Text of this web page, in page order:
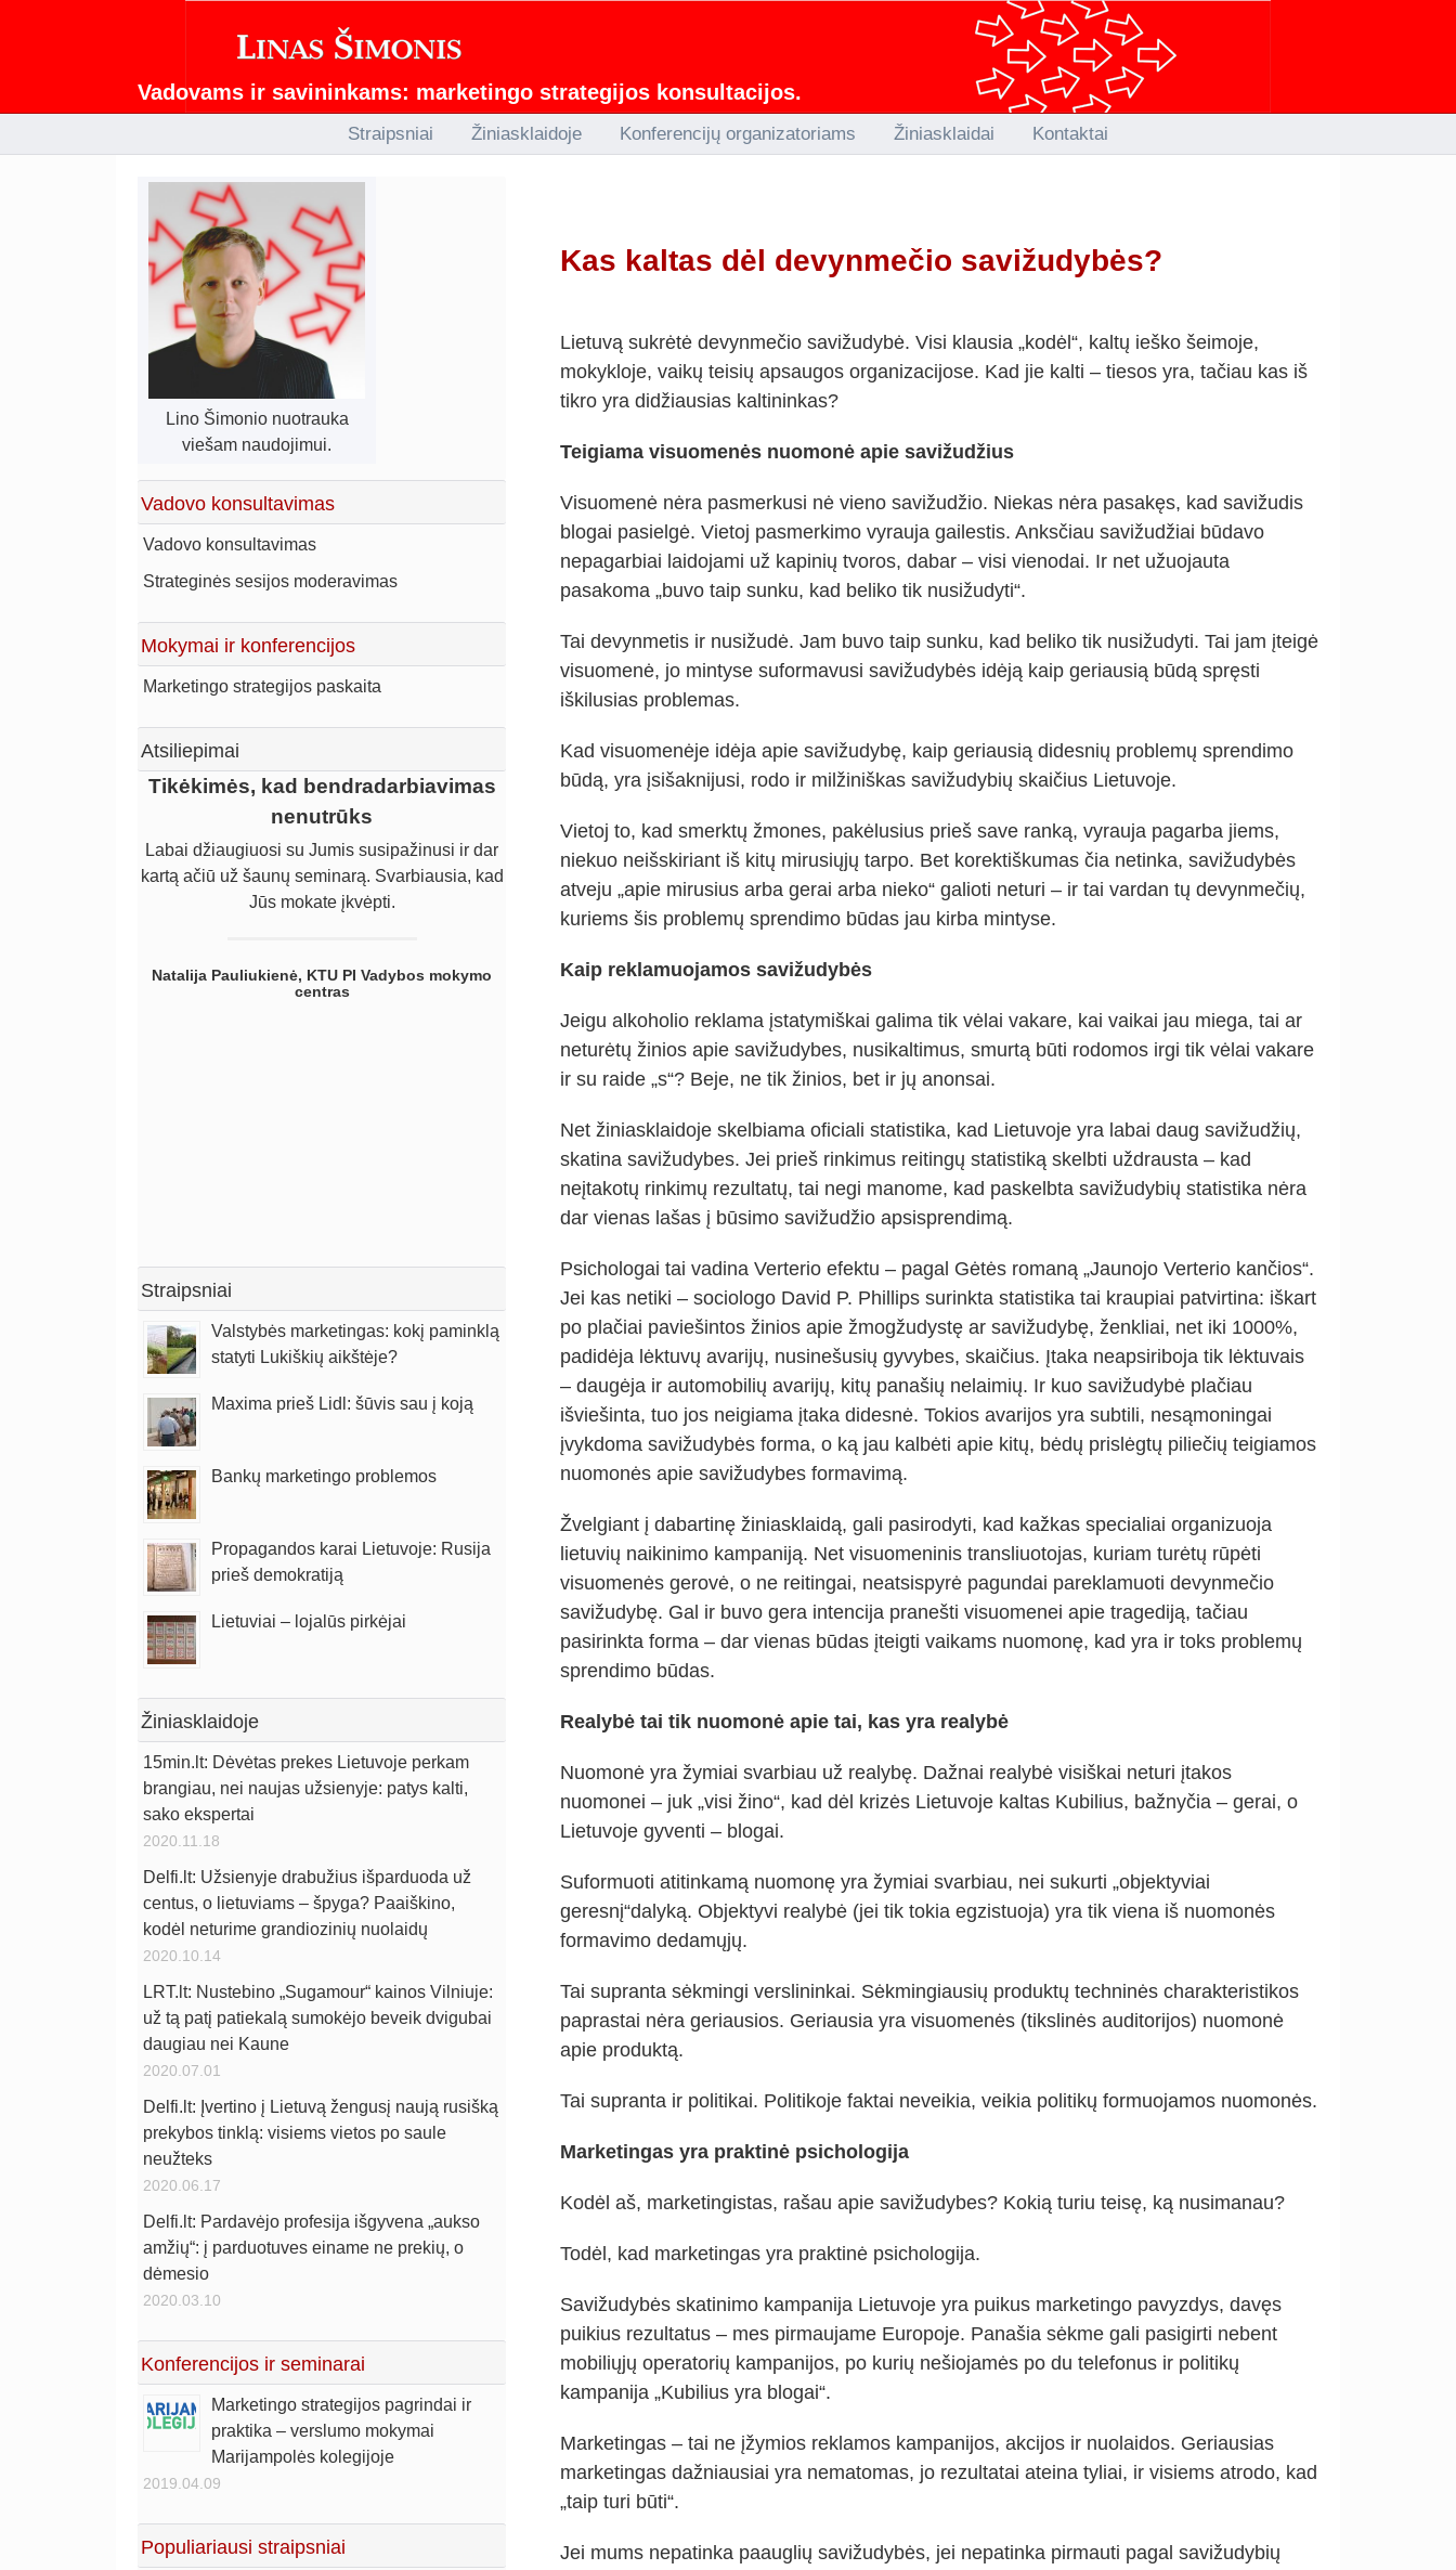
Vadovams ir savininkams: marketingo strategijos konsultacijos.
Straipsniai Žiniasklaidoje Konferencijų organizatoriams Žiniasklaidai Kontaktai
Kas kaltas dėl devynmečio savižudybės?
Lietuvą sukrėtė devynmečio savižudybė. Visi klausia „kodėl“, kaltų ieško šeimoje,
mokykloje, vaikų teisių apsaugos organizacijose. Kad jie kalti – tiesos yra, tačiau kas iš
tikro yra didžiausias kaltininkas?
Teigiama visuomenės nuomonė apie savižudžius
Visuomenė nėra pasmerkusi nė vieno savižudžio. Niekas nėra pasakęs, kad savižudis
blogai pasielgė. Vietoj pasmerkimo vyrauja gailestis. Anksčiau savižudžiai būdavo
nepagarbiai laidojami už kapinių tvoros, dabar – visi vienodai. Ir net užuojauta
pasakoma „buvo taip sunku, kad beliko tik nusižudyti“.
Tai devynmetis ir nusižudė. Jam buvo taip sunku, kad beliko tik nusižudyti. Tai jam įteigė
visuomenė, jo mintyse suformavusi savižudybės idėją kaip geriausią būdą spręsti
iškilusias problemas.
Kad visuomenėje idėja apie savižudybę, kaip geriausią didesnių problemų sprendimo
būdą, yra įsišaknijusi, rodo ir milžiniškas savižudybių skaičius Lietuvoje.
Vietoj to, kad smerktų žmones, pakėlusius prieš save ranką, vyrauja pagarba jiems,
niekuo neišskiriant iš kitų mirusiųjų tarpo. Bet korektiškumas čia netinka, savižudybės
atveju „apie mirusius arba gerai arba nieko“ galioti neturi – ir tai vardan tų devynmečių,
kuriems šis problemų sprendimo būdas jau kirba mintyse.
Kaip reklamuojamos savižudybės
Jeigu alkoholio reklama įstatymiškai galima tik vėlai vakare, kai vaikai jau miega, tai ar
neturėtų žinios apie savižudybes, nusikaltimus, smurtą būti rodomos irgi tik vėlai vakare
ir su raide „s“? Beje, ne tik žinios, bet ir jų anonsai.
Net žiniasklaidoje skelbiama oficiali statistika, kad Lietuvoje yra labai daug savižudžių,
skatina savižudybes. Jei prieš rinkimus reitingų statistiką skelbti uždrausta – kad
neįtakotų rinkimų rezultatų, tai negi manome, kad paskelbta savižudybių statistika nėra
dar vienas lašas į būsimo savižudžio apsisprendimą.
Psichologai tai vadina Verterio efektu – pagal Gėtės romaną „Jaunojo Verterio kančios“.
Jei kas netiki – sociologo David P. Phillips surinkta statistika tai kraupiai patvirtina: iškart
po plačiai paviešintos žinios apie žmogžudystę ar savižudybę, ženkliai, net iki 1000%,
padidėja lėktuvų avarijų, nusinešusių gyvybes, skaičius. Įtaka neapsiriboja tik lėktuvais
– daugėja ir automobilių avarijų, kitų panašių nelaimių. Ir kuo savižudybė plačiau
išviešinta, tuo jos neigiama įtaka didesnė. Tokios avarijos yra subtili, nesąmoningai
įvykdoma savižudybės forma, o ką jau kalbėti apie kitų, bėdų prislėgtų piliečių teigiamos
nuomonės apie savižudybes formavimą.
Žvelgiant į dabartinę žiniasklaidą, gali pasirodyti, kad kažkas specialiai organizuoja
lietuvių naikinimo kampaniją. Net visuomeninis transliuotojas, kuriam turėtų rūpėti
visuomenės gerovė, o ne reitingai, neatsispyrė pagundai pareklamuoti devynmečio
savižudybę. Gal ir buvo gera intencija pranešti visuomenei apie tragediją, tačiau
pasirinkta forma – dar vienas būdas įteigti vaikams nuomonę, kad yra ir toks problemų
sprendimo būdas.
Realybė tai tik nuomonė apie tai, kas yra realybė
Nuomonė yra žymiai svarbiau už realybę. Dažnai realybė visiškai neturi įtakos
nuomonei – juk „visi žino“, kad dėl krizės Lietuvoje kaltas Kubilius, bažnyčia – gerai, o
Lietuvoje gyventi – blogai.
Suformuoti atitinkamą nuomonę yra žymiai svarbiau, nei sukurti „objektyviai
geresnį“dalyką. Objektyvi realybė (jei tik tokia egzistuoja) yra tik viena iš nuomonės
formavimo dedamųjų.
Tai supranta sėkmingi verslininkai. Sėkmingiausių produktų techninės charakteristikos
paprastai nėra geriausios. Geriausia yra visuomenės (tikslinės auditorijos) nuomonė
apie produktą.
Tai supranta ir politikai. Politikoje faktai neveikia, veikia politikų formuojamos nuomonės.
Marketingas yra praktinė psichologija
Kodėl aš, marketingistas, rašau apie savižudybes? Kokią turiu teisę, ką nusimanau?
Todėl, kad marketingas yra praktinė psichologija.
Savižudybės skatinimo kampanija Lietuvoje yra puikus marketingo pavyzdys, davęs
puikius rezultatus – mes pirmaujame Europoje. Panašia sėkme gali pasigirti nebent
mobiliųjų operatorių kampanijos, po kurių nešiojamės po du telefonus ir politikų
kampanija „Kubilius yra blogai“.
Marketingas – tai ne įžymios reklamos kampanijos, akcijos ir nuolaidos. Geriausias
marketingas dažniausiai yra nematomas, jo rezultatai ateina tyliai, ir visiems atrodo, kad
„taip turi būti“.
Jei mums nepatinka paauglių savižudybės, jei nepatinka pirmauti pagal savižudybių
Lino Šimonio nuotrauka
viešam naudojimui.
Vadovo konsultavimas
Vadovo konsultavimas
Strateginės sesijos moderavimas
Mokymai ir konferencijos
Marketingo strategijos paskaita
Atsiliepimai
Tikėkimės, kad bendradarbiavimas
nenutrūks
Labai džiaugiuosi su Jumis susipažinusi ir dar
kartą ačiū už šaunų seminarą. Svarbiausia, kad
Jūs mokate įkvėpti.
Natalija Pauliukienė, KTU PI Vadybos mokymo
centras
Gaila, kad per vėlai pradėjome dirbti
su Linu Šimoniu
Gaila, kad per vėlai pradėjome dirbti su Linu
Šimoniu. Kol dirbome patys, uždirbome žymiai
mažiau, negu būtume uždirbę su jo pagalba.
tinkamą veiksmų planą bei pateiktą aiškią
Straipsniai
Valstybės marketingas: kokį paminklą
statyti Lukiškių aikštėje?
Maxima prieš Lidl: šūvis sau į koją
Bankų marketingo problemos
Propagandos karai Lietuvoje: Rusija
prieš demokratiją
Lietuviai – lojalūs pirkėjai
Žiniasklaidoje
15min.lt: Dėvėtas prekes Lietuvoje perkam
brangiau, nei naujas užsienyje: patys kalti,
sako ekspertai
2020.11.18
Delfi.lt: Užsienyje drabužius išparduoda už
centus, o lietuviams – špyga? Paaiškino,
kodėl neturime grandiozinių nuolaidų
2020.10.14
LRT.lt: Nustebino „Sugamour“ kainos Vilniuje:
už tą patį patiekalą sumokėjo beveik dvigubai
daugiau nei Kaune
2020.07.01
Delfi.lt: Įvertino į Lietuvą žengusį naują rusišką
prekybos tinklą: visiems vietos po saule
neužteks
2020.06.17
Delfi.lt: Pardavėjo profesija išgyvena „aukso
amžių“: į parduotuves einame ne prekių, o
dėmesio
2020.03.10
Konferencijos ir seminarai
Marketingo strategijos pagrindai ir
praktika – verslumo mokymai
Marijampolės kolegijoje
2019.04.09
Populiariausi straipsniai